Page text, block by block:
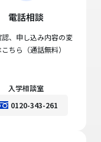
電話相談
認、申し込み内容の変
ちら（通話無料）
入学相談室
0120-343-261